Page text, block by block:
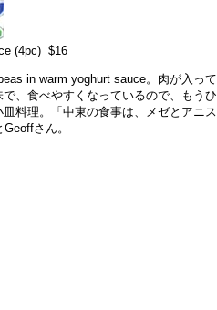
(4pc) $16
in warm yoghurt sauce。肉が入って
、食べやすくなっているので、もうひ
料理。「中東の食事は、メゼとアニス
さん。